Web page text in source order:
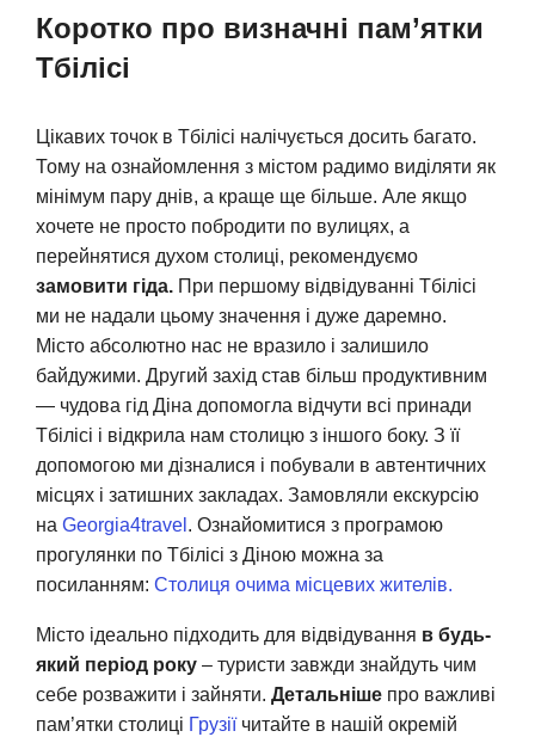
Коротко про визначні пам’ятки
Тбілісі
Цікавих точок в Тбілісі налічується досить багато.
Тому на ознайомлення з містом радимо виділяти як
мінімум пару днів, а краще ще більше. Але якщо
хочете не просто побродити по вулицях, а
перейнятися духом столиці, рекомендуємо
замовити гіда. При першому відвідуванні Тбілісі
ми не надали цьому значення і дуже даремно.
Місто абсолютно нас не вразило і залишило
байдужими. Другий захід став більш продуктивним
— чудова гід Діна допомогла відчути всі принади
Тбілісі і відкрила нам столицю з іншого боку. З її
допомогою ми дізналися і побували в автентичних
місцях і затишних закладах. Замовляли екскурсію
на Georgia4travel . Ознайомитися з програмою
прогулянки по Тбілісі з Діною можна за
посиланням: Столиця очима місцевих жителів.
Місто ідеально підходить для відвідування в будь-
який період року – туристи завжди знайдуть чим
себе розважити і зайняти. Детальніше про важливі
пам’ятки столиці Грузіїчитайте в нашій окремій